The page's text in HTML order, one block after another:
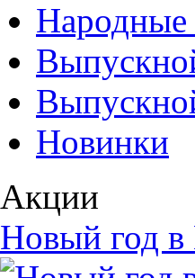
Новинки
Акции
Новый год в